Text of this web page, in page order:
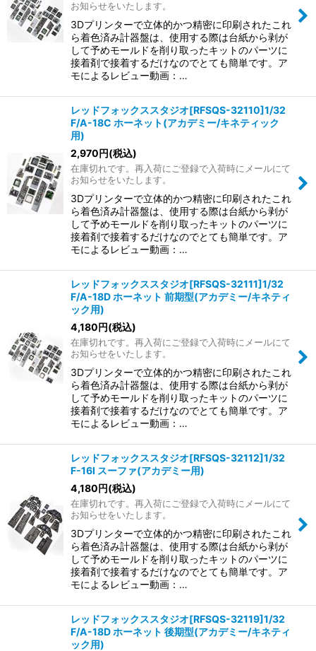
お知らせをいたします。
3Dプリンターで立体的かつ精密に印刷されたこれ
ら着色済み計器盤は、使用する際は台紙から剥が
して予めモールドを削り取ったキットのパーツに
接着剤で接着するだけなのでとても簡単です。ア
モによるレビュー動画：…
レッドフォックススタジオ[RFSQS-32110]1/32
F/A-18C ホーネット(アカデミー/キネティック
用)
2,970円(税込)
在庫切れです。再入荷にご登録で入荷時にメールにて
お知らせをいたします。
3Dプリンターで立体的かつ精密に印刷されたこれ
ら着色済み計器盤は、使用する際は台紙から剥が
して予めモールドを削り取ったキットのパーツに
接着剤で接着するだけなのでとても簡単です。ア
モによるレビュー動画：…
レッドフォックススタジオ[RFSQS-32111]1/32
F/A-18D ホーネット 前期型(アカデミー/キネティ
ック用)
4,180円(税込)
在庫切れです。再入荷にご登録で入荷時にメールにて
お知らせをいたします。
3Dプリンターで立体的かつ精密に印刷されたこれ
ら着色済み計器盤は、使用する際は台紙から剥が
して予めモールドを削り取ったキットのパーツに
接着剤で接着するだけなのでとても簡単です。ア
モによるレビュー動画：…
レッドフォックススタジオ[RFSQS-32112]1/32
F-16I スーファ(アカデミー用)
4,180円(税込)
在庫切れです。再入荷にご登録で入荷時にメールにて
お知らせをいたします。
3Dプリンターで立体的かつ精密に印刷されたこれ
ら着色済み計器盤は、使用する際は台紙から剥が
して予めモールドを削り取ったキットのパーツに
接着剤で接着するだけなのでとても簡単です。ア
モによるレビュー動画：…
レッドフォックススタジオ[RFSQS-32119]1/32
F/A-18D ホーネット 後期型(アカデミー/キネティ
ック用)